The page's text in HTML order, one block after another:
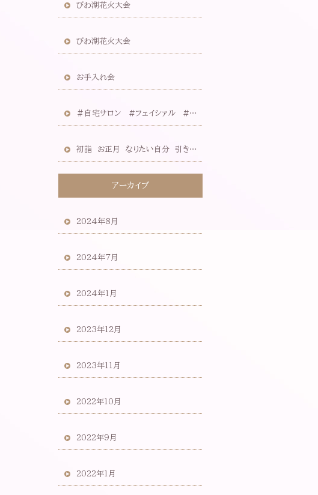
びわ湖花火大会
びわ湖花火大会
お手入れ会
＃自宅サロン #フェイシァル #なりたい自分
初詣 お正月 なりたい自分 引き寄せ ノエビア
アーカイブ
2024年8月
2024年7月
2024年1月
2023年12月
2023年11月
2022年10月
2022年9月
2022年1月